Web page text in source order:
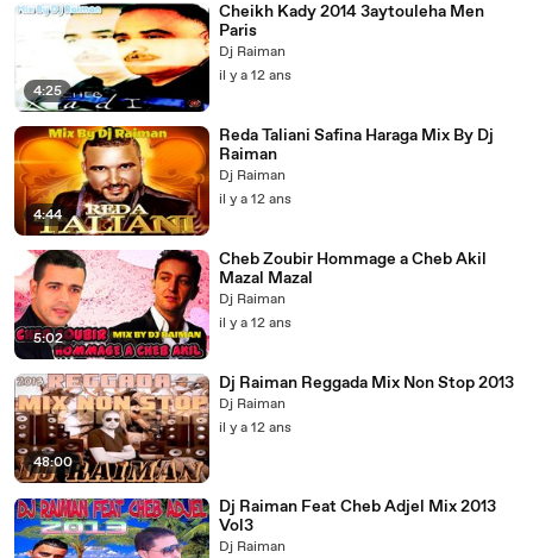
4:25
Cheikh Kady 2014 3aytouleha Men
Paris
Dj Raiman
il y a 12 ans
4:44
Reda Taliani Safina Haraga Mix By Dj
Raiman
Dj Raiman
il y a 12 ans
5:02
Cheb Zoubir Hommage a Cheb Akil
Mazal Mazal
Dj Raiman
il y a 12 ans
48:00
Dj Raiman Reggada Mix Non Stop 2013
Dj Raiman
il y a 12 ans
Dj Raiman Feat Cheb Adjel Mix 2013
Vol3
Dj Raiman